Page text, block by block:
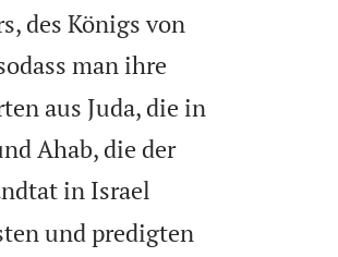
des Königs von
man ihre
aus Juda, die in
Ahab, die der
in Israel
und predigten